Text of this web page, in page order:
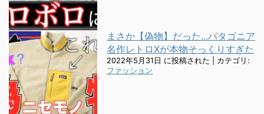
まさか【偽物】だった...パタゴニア
名作レトロXが本物そっくりすぎた
2022年5月31日 に投稿された
カテゴリ:
ファッション